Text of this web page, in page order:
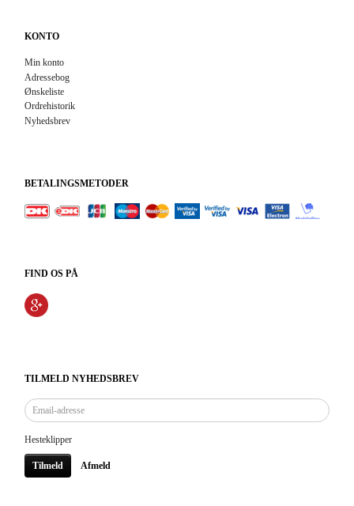
KONTO
Min konto
Adressebog
Ønskeliste
Ordrehistorik
Nyhedsbrev
BETALINGSMETODER
FIND OS PÅ
TILMELD NYHEDSBREV
Email-
adresse
Hesteklipper
Tilmeld Afmeld